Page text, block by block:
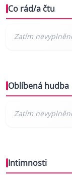
Co rád/a čtu
Oblíbená hudba
Intimnosti